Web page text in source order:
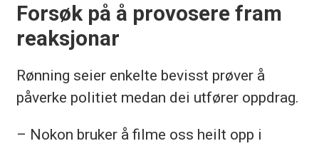
Forsøk på å provosere fram
reaksjonar
Rønning seier enkelte bevisst prøver å
påverke politiet medan dei utfører oppdrag.
– Nokon bruker å filme oss heilt opp i